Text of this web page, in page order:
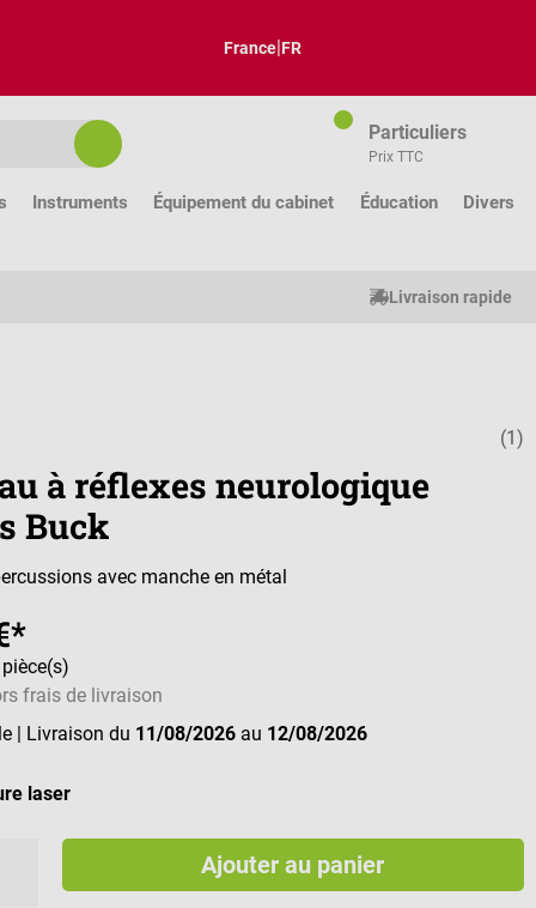
France|FR
Particuliers
Prix TTC
Instruments Équipement du cabinet Éducation Divers
Livraison rapide
Note (1)
à réflexes neurologique
Buck
avec manche en métal
frais de livraison
| Livraison du 11/08/2026 au 12/08/2026
laser
Ajouter au panier